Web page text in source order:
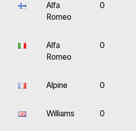
Alfa
Romeo
0
Alfa
Romeo
0
Alpine 0
Williams 0